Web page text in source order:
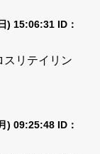
) 15:06:31 ID：
スリテイリン
) 09:25:48 ID：